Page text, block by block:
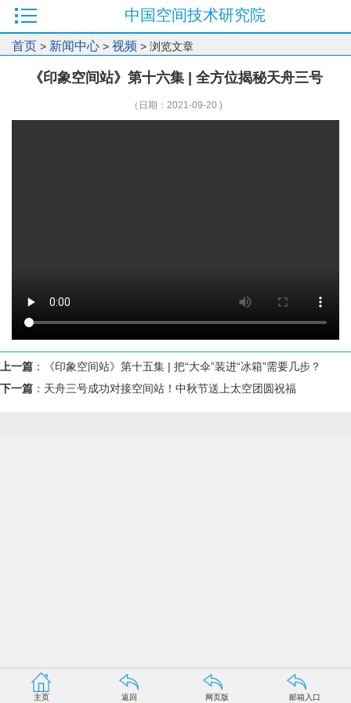
中国空间技术研究院
首页 > 新闻中心 > 视频 > 浏览文章
《印象空间站》第十六集 | 全方位揭秘天舟三号
（日期：2021-09-20 )
上一篇 ：
《印象空间站》第十五集 | 把“大伞”装进“冰箱”需要几步？
下一篇 ： 天舟三号成功对接空间站！中秋节送上太空团圆祝福
主页 返回 网页版 邮箱入口